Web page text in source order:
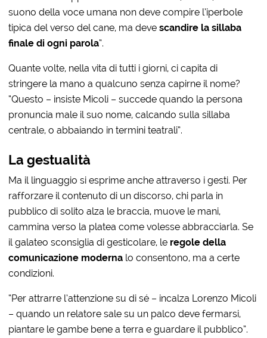
suono della voce umana non deve compire l’iperbole
tipica del verso del cane, ma devescandire la sillaba
finale di ogni parola“.
Quante volte, nella vita di tutti i giorni, ci capita di
stringere la mano a qualcuno senza capirne il nome?
“Questo – insiste Micoli – succede quando la persona
pronuncia male il suo nome, calcando sulla sillaba
centrale, o abbaiando in termini teatrali”.
La gestualità
Ma il linguaggio si esprime anche attraverso i gesti. Per
rafforzare il contenuto di un discorso, chi parla in
pubblico di solito alza le braccia, muove le mani,
cammina verso la platea come volesse abbracciarla. Se
il galateo sconsiglia di gesticolare, le regole della
comunicazione moderna lo consentono, ma a certe
condizioni.
“Per attrarre l’attenzione su di sé – incalza Lorenzo Micoli
– quando un relatore sale su un palco deve fermarsi,
piantare le gambe bene a terra e guardare il pubblico”.